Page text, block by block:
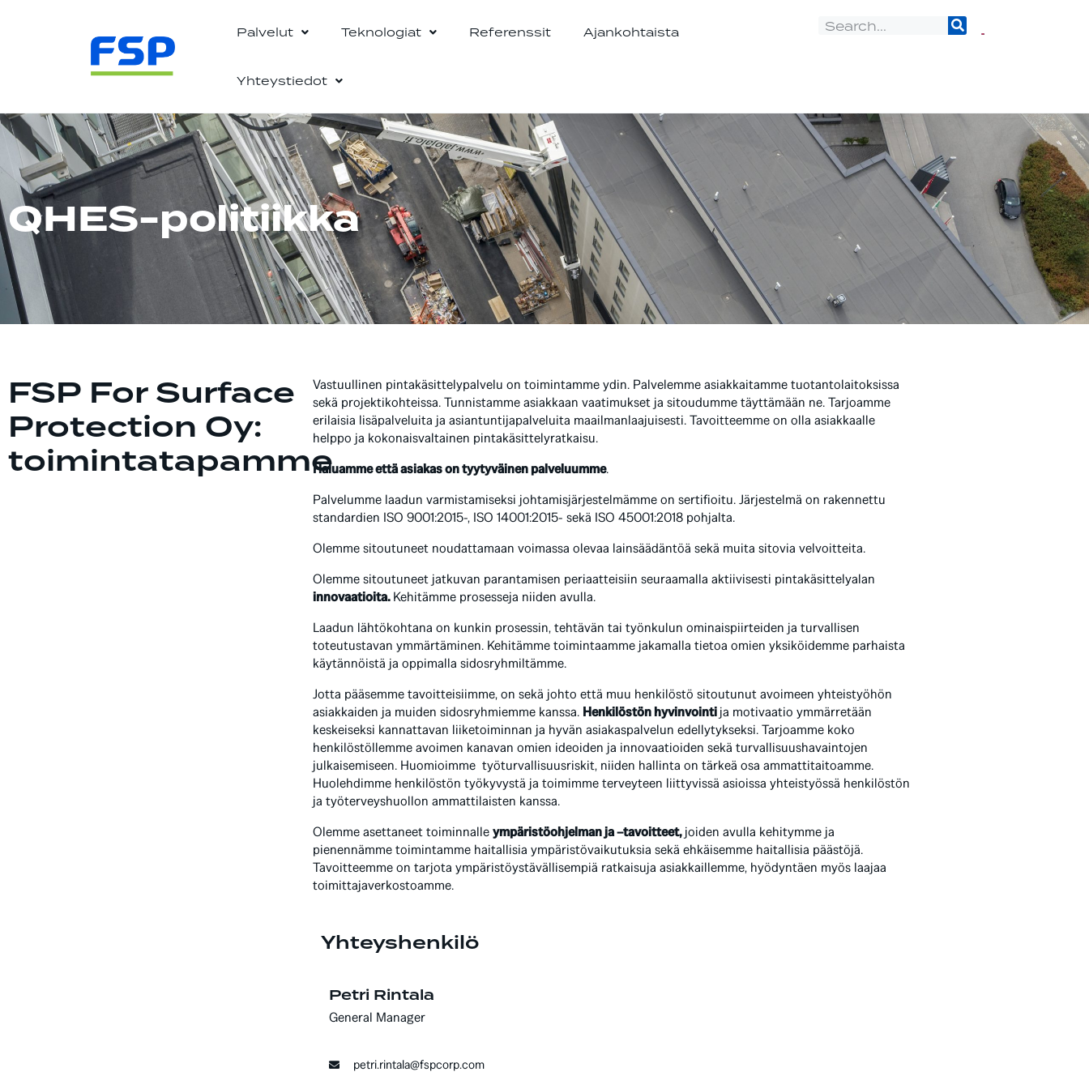
Palvelut Teknologiat Referenssit Ajankohtaista
Yhteystiedot
QHES-politiikka
FSP For Surface
Protection Oy:
toimintatapamme
Vastuullinen pintakäsittelypalvelu on toimintamme ydin. Palvelemme asiakkaitamme tuotantolaitoksissa
sekä projektikohteissa. Tunnistamme asiakkaan vaatimukset ja sitoudumme täyttämään ne. Tarjoamme
erilaisia lisäpalveluita ja asiantuntijapalveluita maailmanlaajuisesti. Tavoitteemme on olla asiakkaalle
helppo ja kokonaisvaltainen pintakäsittelyratkaisu.
Haluamme että asiakas on tyytyväinen palveluumme.
Palvelumme laadun varmistamiseksi johtamisjärjestelmämme on sertifioitu. Järjestelmä on rakennettu
standardien ISO 9001:2015-, ISO 14001:2015- sekä ISO 45001:2018 pohjalta.
Olemme sitoutuneet noudattamaan voimassa olevaa lainsäädäntöä sekä muita sitovia velvoitteita.
Olemme sitoutuneet jatkuvan parantamisen periaatteisiin seuraamalla aktiivisesti pintakäsittelyalan
innovaatioita. Kehitämme prosesseja niiden avulla.
Laadun lähtökohtana on kunkin prosessin, tehtävän tai työnkulun ominaispiirteiden ja turvallisen
toteutustavan ymmärtäminen. Kehitämme toimintaamme jakamalla tietoa omien yksiköidemme parhaista
käytännöistä ja oppimalla sidosryhmiltämme.
Jotta pääsemme tavoitteisiimme, on sekä johto että muu henkilöstö sitoutunut avoimeen yhteistyöhön
asiakkaiden ja muiden sidosryhmiemme kanssa. Henkilöstön hyvinvointi ja motivaatio ymmärretään
keskeiseksi kannattavan liiketoiminnan ja hyvän asiakaspalvelun edellytykseksi. Tarjoamme koko
henkilöstöllemme avoimen kanavan omien ideoiden ja innovaatioiden sekä turvallisuushavaintojen
julkaisemiseen. Huomioimme työturvallisuusriskit, niiden hallinta on tärkeä osa ammattitaitoamme.
Huolehdimme henkilöstön työkyvystä ja toimimme terveyteen liittyvissä asioissa yhteistyössä henkilöstön
ja työterveyshuollon ammattilaisten kanssa.
Olemme asettaneet toiminnalleympäristöohjelman ja –tavoitteet, joiden avulla kehitymme ja
pienennämme toimintamme haitallisia ympäristövaikutuksia sekä ehkäisemme haitallisia päästöjä.
Tavoitteemme on tarjota ympäristöystävällisempiä ratkaisuja asiakkaillemme, hyödyntäen myös laajaa
toimittajaverkostoamme.
Yhteyshenkilö
Petri Rintala
General Manager
petri.rintala@fspcorp.com